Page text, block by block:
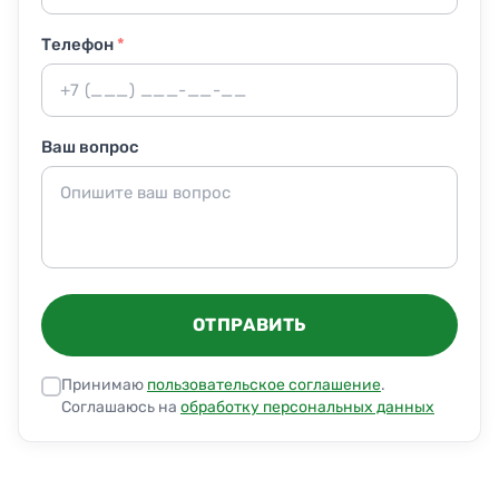
Телефон*
Ваш вопрос
ОТПРАВИТЬ
Принимаю пользовательское соглашение.
Соглашаюсь на обработку персональных данных